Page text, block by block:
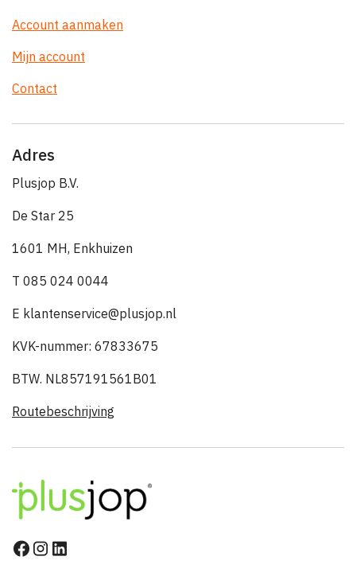
Account aanmaken
Mijn account
Contact
Adres
Plusjop B.V.
De Star 25
1601 MH, Enkhuizen
T 085 024 0044
E klantenservice@plusjop.nl
KVK-nummer: 67833675
BTW. NL857191561B01
Routebeschrijving